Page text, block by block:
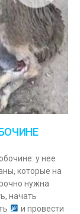
у нее
которые на
нужна
начать
и провести